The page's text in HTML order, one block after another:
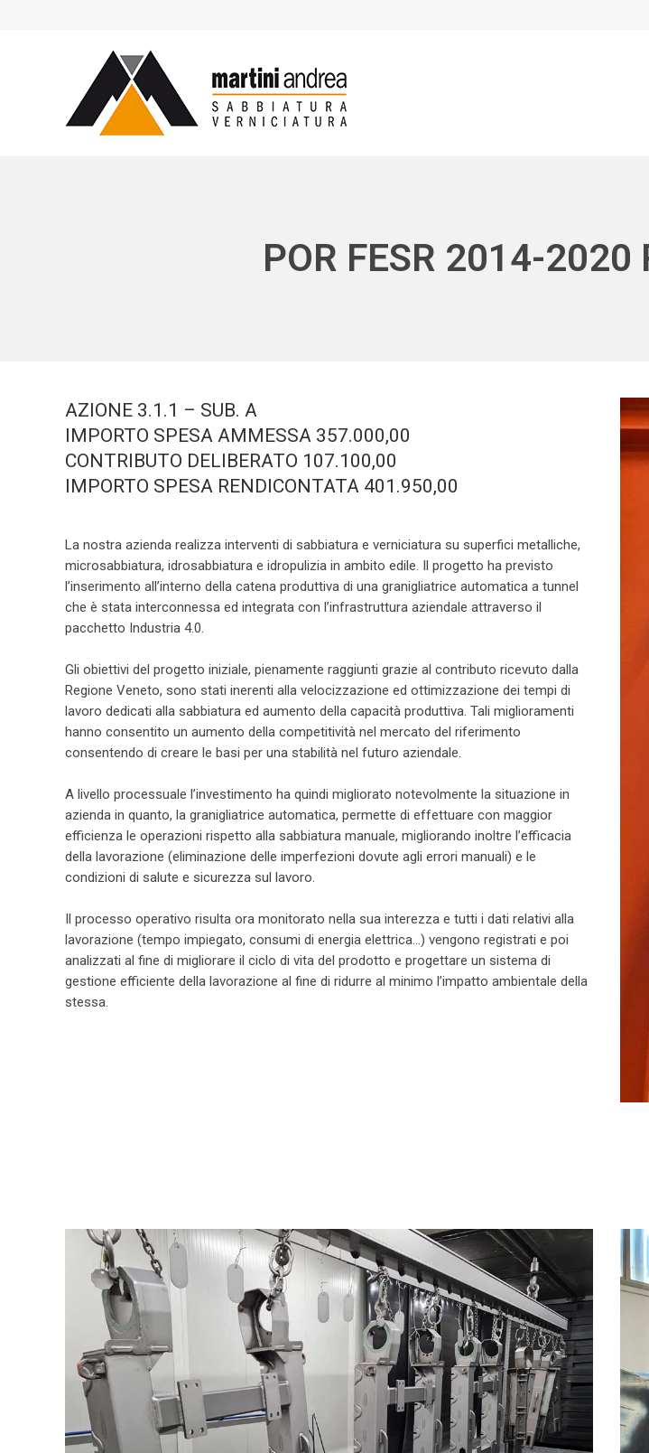
POR FESR 2014-2020
AZIONE 3.1.1 – SUB. A
IMPORTO SPESA AMMESSA 357.000,00
CONTRIBUTO DELIBERATO 107.100,00
IMPORTO SPESA RENDICONTATA 401.950,00
La nostra azienda realizza interventi di sabbiatura e verniciatura su superfici metalliche,
microsabbiatura, idrosabbiatura e idropulizia in ambito edile. Il progetto ha previsto
l’inserimento all’interno della catena produttiva di una granigliatrice automatica a tunnel
che è stata interconnessa ed integrata con l’infrastruttura aziendale attraverso il
pacchetto Industria 4.0.
Gli obiettivi del progetto iniziale, pienamente raggiunti grazie al contributo ricevuto dalla
Regione Veneto, sono stati inerenti alla velocizzazione ed ottimizzazione dei tempi di
lavoro dedicati alla sabbiatura ed aumento della capacità produttiva. Tali miglioramenti
hanno consentito un aumento della competitività nel mercato del riferimento
consentendo di creare le basi per una stabilità nel futuro aziendale.
A livello processuale l’investimento ha quindi migliorato notevolmente la situazione in
azienda in quanto, la granigliatrice automatica, permette di effettuare con maggior
efficienza le operazioni rispetto alla sabbiatura manuale, migliorando inoltre l’efficacia
della lavorazione (eliminazione delle imperfezioni dovute agli errori manuali) e le
condizioni di salute e sicurezza sul lavoro.
Il processo operativo risulta ora monitorato nella sua interezza e tutti i dati relativi alla
lavorazione (tempo impiegato, consumi di energia elettrica…) vengono registrati e poi
analizzati al fine di migliorare il ciclo di vita del prodotto e progettare un sistema di
gestione efficiente della lavorazione al fine di ridurre al minimo l’impatto ambientale della
stessa.